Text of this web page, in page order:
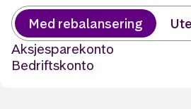
Med rebalansering
Aksjesparekonto
Bedriftskonto